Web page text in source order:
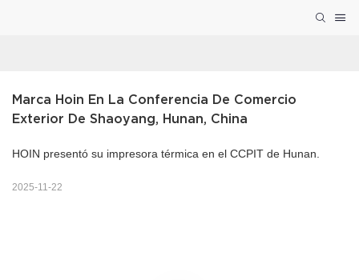
Marca Hoin En La Conferencia De Comercio
Exterior De Shaoyang, Hunan, China
HOIN presentó su impresora térmica en el CCPIT de Hunan.
2025-11-22